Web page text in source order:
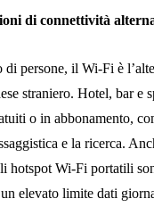
di connettività
di persone, il Wi-Fi è
straniero. Hotel, bar e
o in abbonamento,
e la ricerca.
hotspot Wi-Fi portatili
elevato limite dati